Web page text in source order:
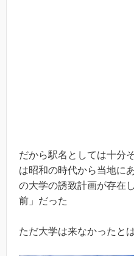
だから駅名としては十分
は昭和の時代から当地に
の大学の誘致計画が存在
前」だった
ただ大学は来なかったと